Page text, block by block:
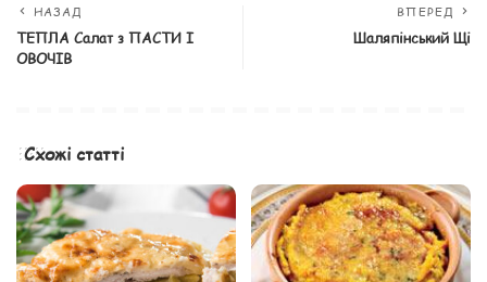
НАЗАД
ТЕПЛА Салат з ПАСТИ І
ОВОЧІВ
ВПЕРЕД
Шаляпінський Щі
Схожі статті